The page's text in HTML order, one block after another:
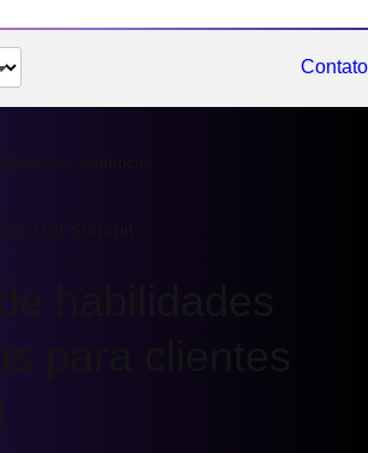
Contato
agênticas
Hat Summit
habilidades
para clientes